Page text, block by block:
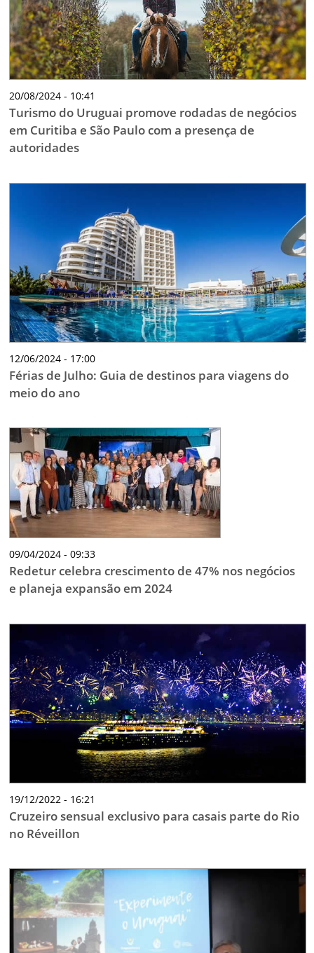
20/08/2024 - 10:41
Turismo do Uruguai promove rodadas de negócios
em Curitiba e São Paulo com a presença de
autoridades
12/06/2024 - 17:00
Férias de Julho: Guia de destinos para viagens do
meio do ano
09/04/2024 - 09:33
Redetur celebra crescimento de 47% nos negócios
e planeja expansão em 2024
19/12/2022 - 16:21
Cruzeiro sensual exclusivo para casais parte do Rio
no Réveillon